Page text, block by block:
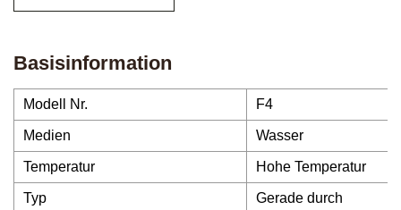
Basisinformation
Modell Nr. F4
Medien Wasser
Temperatur Hohe Temperatur
Typ Gerade durch